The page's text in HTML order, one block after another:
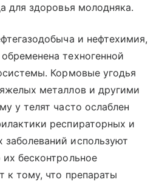
для здоровья молодняка.
и нефтехимия,
техногенной
Кормовые угодья
металлов и другими
у телят часто ослаблен
респираторных и
используют
бесконтрольное
к тому, что препараты